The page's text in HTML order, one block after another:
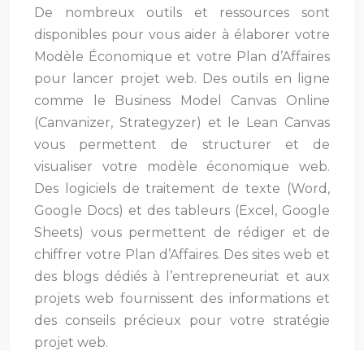
De nombreux outils et ressources sont
disponibles pour vous aider à élaborer votre
Modèle Économique et votre Plan d’Affaires
pour lancer projet web. Des outils en ligne
comme le Business Model Canvas Online
(Canvanizer, Strategyzer) et le Lean Canvas
vous permettent de structurer et de
visualiser votre modèle économique web.
Des logiciels de traitement de texte (Word,
Google Docs) et des tableurs (Excel, Google
Sheets) vous permettent de rédiger et de
chiffrer votre Plan d’Affaires. Des sites web et
des blogs dédiés à l’entrepreneuriat et aux
projets web fournissent des informations et
des conseils précieux pour votre stratégie
projet web.